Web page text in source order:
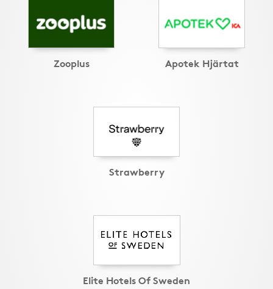
Zooplus Apotek Hjärtat
Strawberry
Elite Hotels Of Sweden